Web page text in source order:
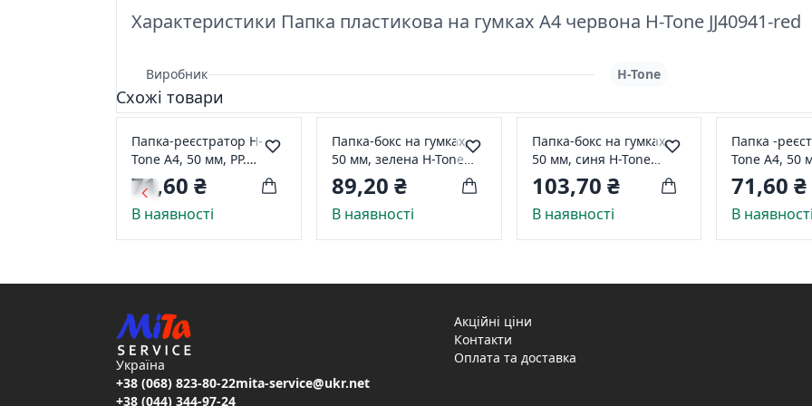
Характеристики Папка пластикова на гумках А4 червона H-Tone JJ40941-red
Виробник H-Tone
Схожі товари
Папка-реєстратор H-
Tone А4, 50 мм, PP.
одностороння, темно
червона JJ409340S-dark
red
71,60 ₴
В наявності
Папка-бокс на гумках,
50 мм, зелена H-Tone
JJ409342-green
89,20 ₴
В наявності
Папка-бокс на гумках,
50 мм, синя H-Tone
JJ409342-blue
103,70 ₴
В наявності
Папка -
Tone А4, 50
(JJ409340S-
71,60 ₴
В наявності
Україна
+38 (068) 823-80-22
+38 (044) 344-97-24
mita-service@ukr.net
Акційні ціни
Контакти
Оплата та доставка